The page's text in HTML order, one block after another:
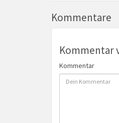
Kommentare
Kommentar
Kommentar